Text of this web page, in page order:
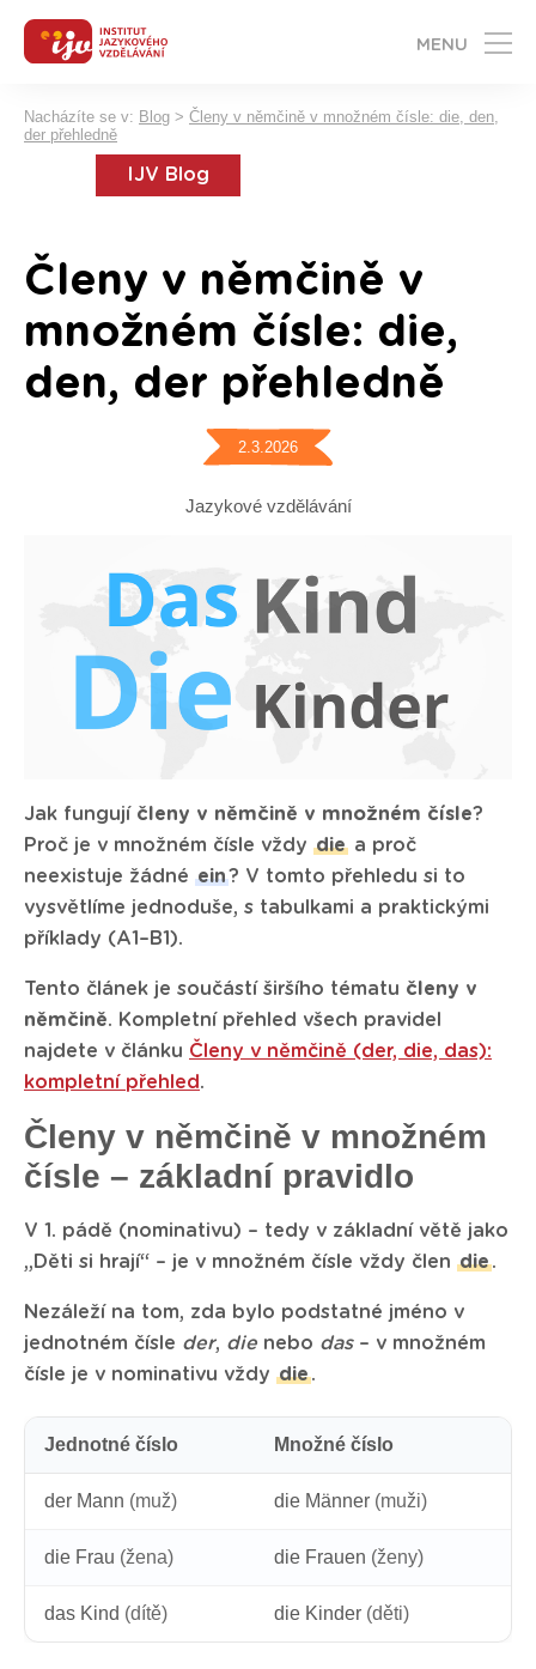
MENU
Nacházíte se v: Blog > Členy v němčině v množném čísle: die, den,
der přehledně
IJV Blog
Členy v němčině v
množném čísle: die,
den, der přehledně
2.3.2026
Jazykové vzdělávání
Jak fungují členy v němčině v množném čísle?
Proč je v množném čísle vždy die a proč
neexistuje žádné ein? V tomto přehledu si to
vysvětlíme jednoduše, s tabulkami a praktickými
příklady (A1–B1).
Tento článek je součástí širšího tématu členy v
němčině. Kompletní přehled všech pravidel
najdete v článku Členy v němčině (der, die, das):
kompletní přehled .
Členy v němčině v množném
čísle – základní pravidlo
V 1. pádě (nominativu) – tedy v základní větě jako
„Děti si hrají“ – je v množném čísle vždy člen die.
Nezáleží na tom, zda bylo podstatné jméno v
jednotném čísle der, die nebo das– v množném
čísle je v nominativu vždy die.
Jednotné číslo Množné číslo
der Mann (muž) die Männer (muži)
die Frau (žena) die Frauen (ženy)
das Kind (dítě) die Kinder (děti)